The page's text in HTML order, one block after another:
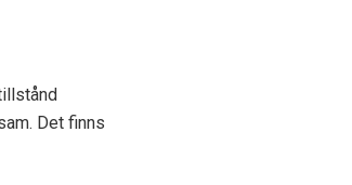
Det finns